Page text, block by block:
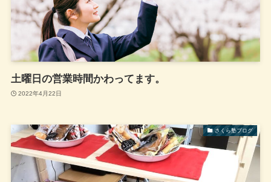
土曜日の営業時間かわってます。
2022年4月22日
さくら塾ブログ